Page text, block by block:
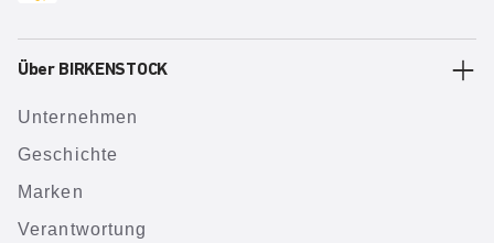
Über BIRKENSTOCK
Unternehmen
Geschichte
Marken
Verantwortung